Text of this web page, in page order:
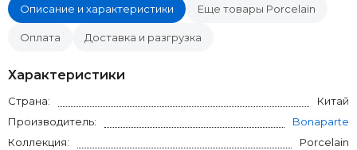
Описание и характеристики Еще товары Porcelain
Оплата Доставка и разгрузка
Характеристики
Страна:
Китай
Производитель:
Bonaparte
Коллекция:
Porcelain